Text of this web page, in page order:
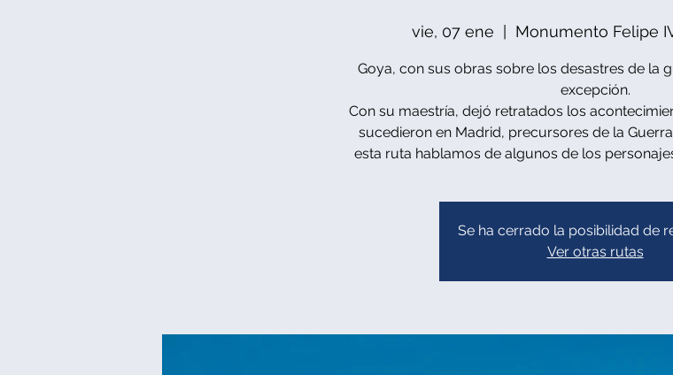
vie, 07 ene Monumento Felipe
Goya, con sus obras sobre los desastres de la
excepción.
Con su maestría, dejó retratados los
sucedieron en Madrid, precursores de la
esta ruta hablamos de algunos de los
Se ha cerrado la posibilidad de
Ver otras rutas